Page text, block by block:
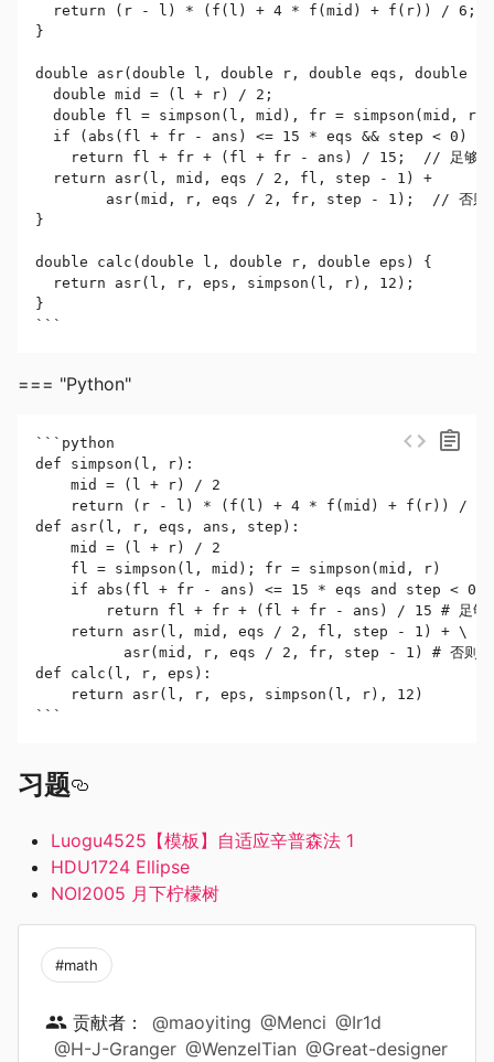
return (r - l) * (f(l) + 4 * f(mid) + f(r)) / 6;
}
double asr(double l, double r, double eqs, double
  double mid = (l + r) / 2;
  double fl = simpson(l, mid), fr = simpson(mid, r);
  if (abs(fl + fr - ans) <= 15 * eqs && step < 0)
return fl + fr + (fl + fr - ans) / 15;  // 足够相
  return asr(l, mid, eqs / 2, fl, step - 1) +
asr(mid, r, eqs / 2, fr, step - 1);  // 否则分
}
double calc(double l, double r, double eps) {
  return asr(l, r, eps, simpson(l, r), 12);
}
```
=== "Python"
```python
def simpson(l, r):
    mid = (l + r) / 2
return (r - l) * (f(l) + 4 * f(mid) + f(r)) / 6 #
def asr(l, r, eqs, ans, step):
    mid = (l + r) / 2
    fl = simpson(l, mid); fr = simpson(mid, r)
    if abs(fl + fr - ans) <= 15 * eqs and step < 0:
return fl + fr + (fl + fr - ans) / 15 # 足够相
    return asr(l, mid, eqs / 2, fl, step - 1) + \
asr(mid, r, eqs / 2, fr, step - 1) # 否则分
def calc(l, r, eps):
    return asr(l, r, eps, simpson(l, r), 12)
```
习题
Luogu4525【模板】自适应辛普森法 1
HDU1724 Ellipse
NOI2005 月下柠檬树
#math
贡献者： @maoyiting @Menci @Ir1d
@H-J-Granger @WenzelTian @Great-designer